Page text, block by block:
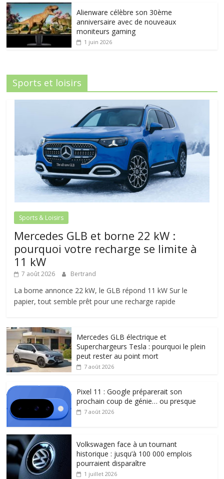
Alienware célèbre son 30ème
anniversaire avec de nouveaux
moniteurs gaming
1 juin 2026
Sports et loisirs
Sports & Loisirs
Mercedes GLB et borne 22 kW :
pourquoi votre recharge se limite à
11 kW
7 août 2026 Bertrand
La borne annonce 22 kW, le GLB répond 11 kW Sur le
papier, tout semble prêt pour une recharge rapide
Mercedes GLB électrique et
Superchargeurs Tesla : pourquoi le plein
peut rester au point mort
7 août 2026
Pixel 11 : Google préparerait son
prochain coup de génie… ou presque
7 août 2026
Volkswagen face à un tournant
historique : jusqu’à 100 000 emplois
pourraient disparaître
1 juillet 2026